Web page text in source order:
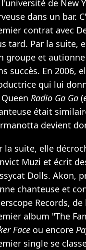
de New
dans un bar.
contrat avec
tard. Par la suite,
groupe et
succès. En 2006,
qui lui
Radio Ga Ga
était
devient
la suite, elle
Muzi et écrit
Dolls. Akon,
chanteuse et
Records, de
album "The
Face ou encore
single se